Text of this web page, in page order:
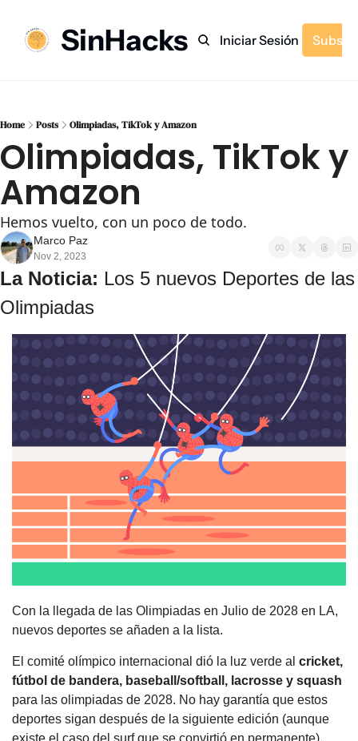
SinHacks
Inicio Archivo Etiquetas Recomendaciones
Iniciar Sesión
Home Posts Olimpiadas, TikTok y Amazon
Olimpiadas, TikTok y
Amazon
Hemos vuelto, con un poco de todo.
Marco Paz
Nov 2, 2023
La Noticia: Los 5 nuevos Deportes de las
Olimpiadas
Con la llegada de las Olimpiadas en Julio de 2028 en LA,
nuevos deportes se añaden a la lista.
El comité olímpico internacional dió la luz verde al cricket,
fútbol de bandera, baseball/softball, lacrosse y squash
para las olimpiadas de 2028. No hay garantía que estos
deportes sigan después de la siguiente edición (aunque
existe el caso del surf que se convirtió en permanente).